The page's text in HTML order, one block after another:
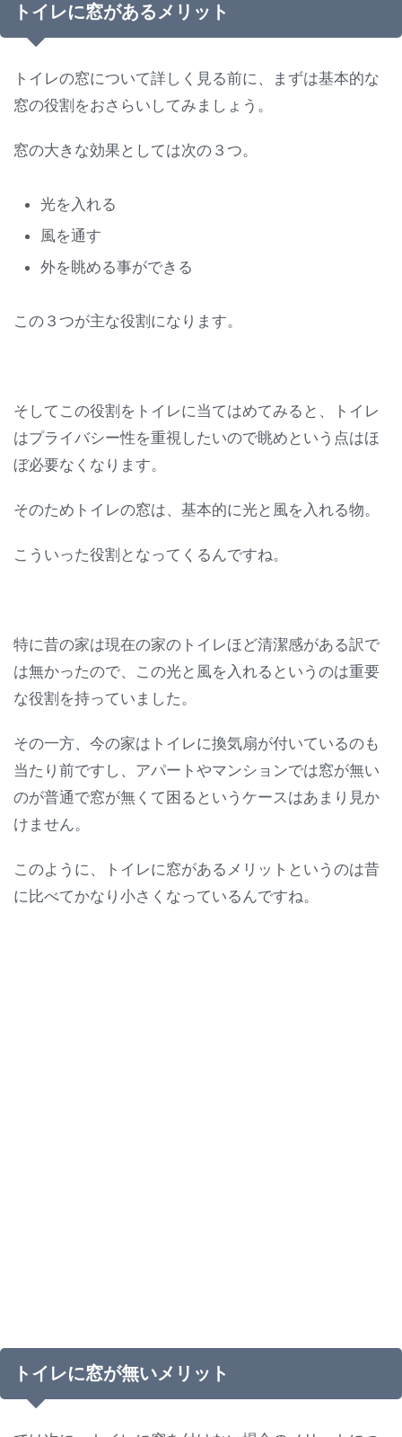
トイレに窓があるメリット
トイレの窓について詳しく見る前に、まずは基本的な
窓の役割をおさらいしてみましょう。
窓の大きな効果としては次の３つ。
光を入れる
風を通す
外を眺める事ができる
この３つが主な役割になります。
そしてこの役割をトイレに当てはめてみると、トイレ
はプライバシー性を重視したいので眺めという点はほ
ぼ必要なくなります。
そのためトイレの窓は、基本的に光と風を入れる物。
こういった役割となってくるんですね。
特に昔の家は現在の家のトイレほど清潔感がある訳で
は無かったので、この光と風を入れるというのは重要
な役割を持っていました。
その一方、今の家はトイレに換気扇が付いているのも
当たり前ですし、アパートやマンションでは窓が無い
のが普通で窓が無くて困るというケースはあまり見か
けません。
このように、トイレに窓があるメリットというのは昔
に比べてかなり小さくなっているんですね。
トイレに窓が無いメリット